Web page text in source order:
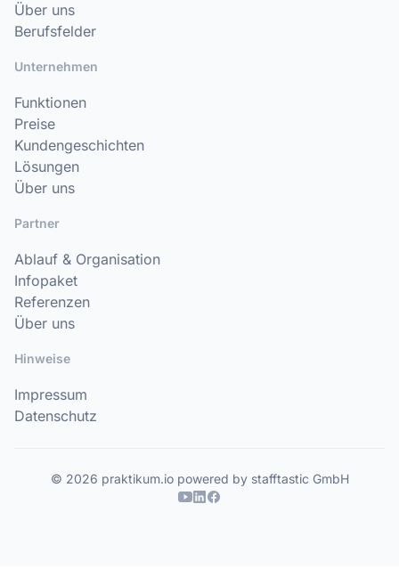
Über uns
Berufsfelder
Unternehmen
Funktionen
Preise
Kundengeschichten
Lösungen
Über uns
Partner
Ablauf & Organisation
Infopaket
Referenzen
Über uns
Hinweise
Impressum
Datenschutz
© 2026 praktikum.io powered by stafftastic GmbH